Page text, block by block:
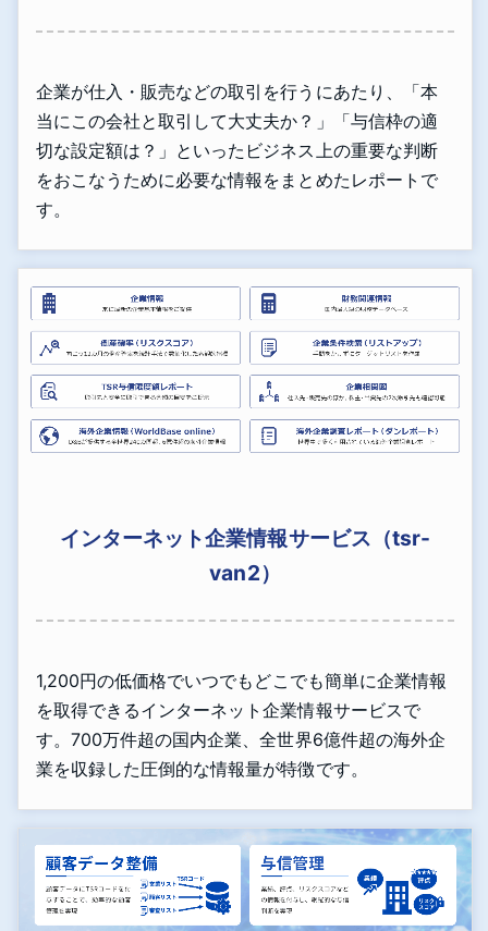
企業が仕入・販売などの取引を行うにあたり、「本
当にこの会社と取引して大丈夫か？」「与信枠の適
切な設定額は？」といったビジネス上の重要な判断
をおこなうために必要な情報をまとめたレポートで
す。
インターネット企業情報サービス（tsr-
van2）
1,200円の低価格でいつでもどこでも簡単に企業情報
を取得できるインターネット企業情報サービスで
す。700万件超の国内企業、全世界6億件超の海外企
業を収録した圧倒的な情報量が特徴です。